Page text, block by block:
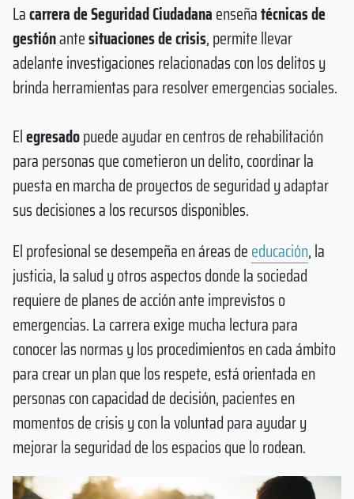
Lacarrera de Seguridad Ciudadanaenseñatécnicas de
gestiónantesituaciones de crisis, permite llevar
adelante investigaciones relacionadas con los delitos y
brinda herramientas para resolver emergencias sociales.
Elegresadopuede ayudar en centros de rehabilitación
para personas que cometieron un delito, coordinar la
puesta en marcha de proyectos de seguridad y adaptar
sus decisiones a los recursos disponibles.
El profesional se desempeña en áreas deeducación, la
justicia, la salud y otros aspectos donde la sociedad
requiere de planes de acción ante imprevistos o
emergencias. La carrera exige mucha lectura para
conocer las normas y los procedimientos en cada ámbito
para crear un plan que los respete, está orientada en
personas con capacidad de decisión, pacientes en
momentos de crisis y con la voluntad para ayudar y
mejorar la seguridad de los espacios que lo rodean.